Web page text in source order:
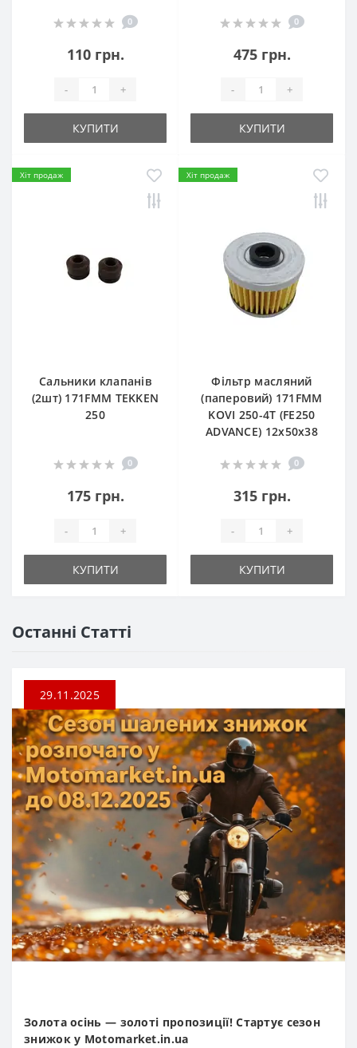
0
110 грн.
- +
КУПИТИ
0
475 грн.
- +
КУПИТИ
Хіт продаж
Сальники клапанів
(2шт) 171FMM TEKKEN
250
0
175 грн.
- +
КУПИТИ
Хіт продаж
Фільтр масляний
(паперовий) 171FMM
KOVI 250-4T (FE250
ADVANCE) 12х50х38
0
315 грн.
- +
КУПИТИ
Останні Статті
29.11.2025
Золота осінь — золоті пропозиції! Стартує сезон
знижок у Motomarket.in.ua